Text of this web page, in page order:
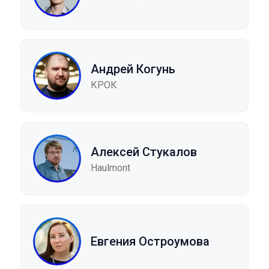
Андрей Когунь
КРОК
Алексей Стукалов
Haulmont
Евгения Остроумова